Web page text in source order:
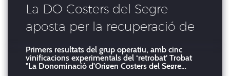
La DO Costers del Segre
aposta per la recuperació de
varietats històriques
Primers resultats del grup operatiu, amb cinc
vinificacions experimentals del ‘retrobat’ Trobat
"La Donominació d'Origen Costers del Segre